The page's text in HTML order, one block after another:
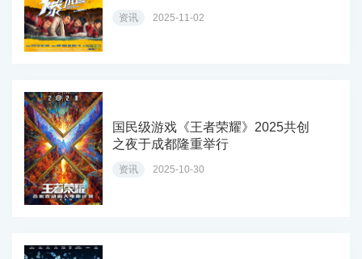
资讯 2025-11-02
国民级游戏《王者荣耀》2025共创
之夜于成都隆重举行
资讯 2025-10-30